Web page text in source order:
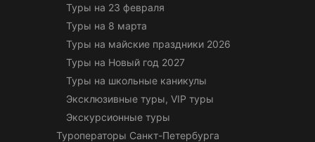
Туры на 23 февраля
Туры на 8 марта
Туры на майские праздники 2026
Туры на Новый год 2027
Туры на школьные каникулы
Эксклюзивные туры, VIP туры
Экскурсионные туры
Туроператоры Санкт-Петербурга